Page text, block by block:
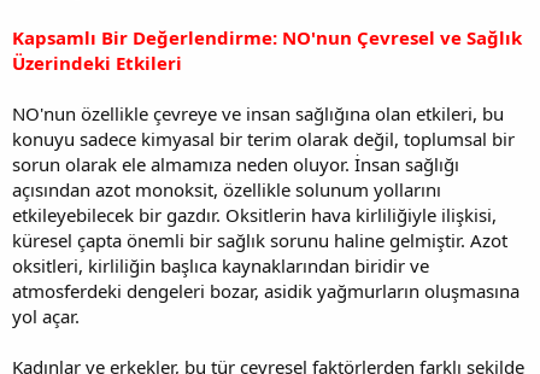
Kapsamlı Bir Değerlendirme: NO'nun Çevresel ve Sağlık
Üzerindeki Etkileri
NO'nun özellikle çevreye ve insan sağlığına olan etkileri, bu
konuyu sadece kimyasal bir terim olarak değil, toplumsal bir
sorun olarak ele almamıza neden oluyor. İnsan sağlığı
açısından azot monoksit, özellikle solunum yollarını
etkileyebilecek bir gazdır. Oksitlerin hava kirliliğiyle ilişkisi,
küresel çapta önemli bir sağlık sorunu haline gelmiştir. Azot
oksitleri, kirliliğin başlıca kaynaklarından biridir ve
atmosferdeki dengeleri bozar, asidik yağmurların oluşmasına
yol açar.
Kadınlar ve erkekler, bu tür çevresel faktörlerden farklı şekilde